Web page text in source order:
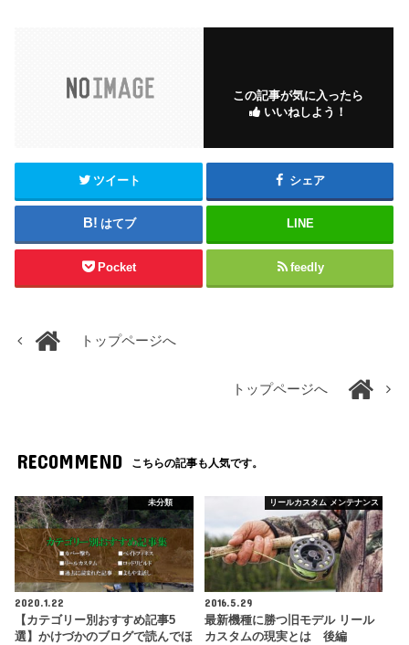
この記事が気に入ったら
いいねしよう！
ツイート シェア
はてブ LINE
Pocket feedly
トップページへ
トップページへ
RECOMMEND こちらの記事も人気です。
未分類
2020.1.22
【カテゴリー別おすすめ記事5
選】かけづかのブログで読んでほ
リールカスタム メンテナンス
2016.5.29
最新機種に勝つ旧モデル リール
カスタムの現実とは 後編